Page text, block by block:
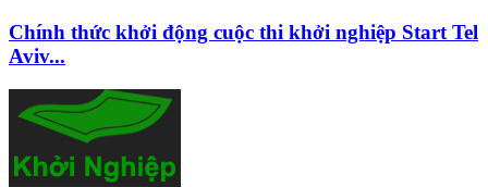
Chính thức khởi động cuộc thi khởi nghiệp Start Tel
Aviv...